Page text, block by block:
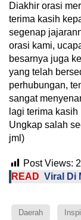
Diakhir orasi
terima kasih
segenap
orasi kami,
besarnya juga
yang telah
perhubungan,
sangat
lagi terima
Ungkap salah
jml)
Post Views:
READ Viral Di
Daerah